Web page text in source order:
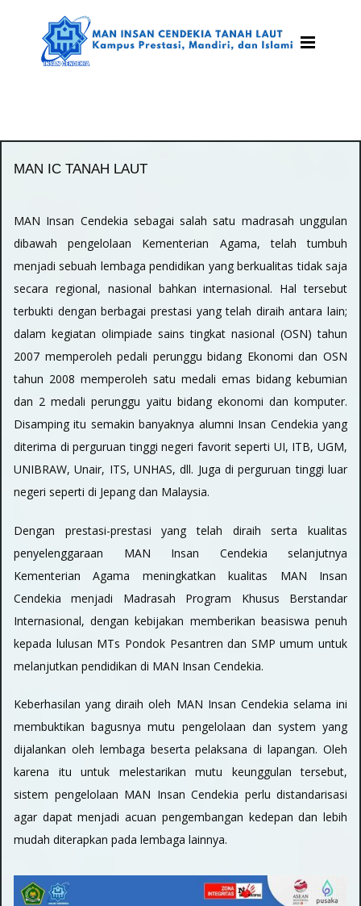
MAN IC TANAH LAUT
MAN Insan Cendekia sebagai salah satu madrasah unggulan
dibawah pengelolaan Kementerian Agama, telah tumbuh
menjadi sebuah lembaga pendidikan yang berkualitas tidak saja
secara regional, nasional bahkan internasional. Hal tersebut
terbukti dengan berbagai prestasi yang telah diraih antara lain;
dalam kegiatan olimpiade sains tingkat nasional (OSN) tahun
2007 memperoleh pedali perunggu bidang Ekonomi dan OSN
tahun 2008 memperoleh satu medali emas bidang kebumian
dan 2 medali perunggu yaitu bidang ekonomi dan komputer.
Disamping itu semakin banyaknya alumni Insan Cendekia yang
diterima di perguruan tinggi negeri favorit seperti UI, ITB, UGM,
UNIBRAW, Unair, ITS, UNHAS, dll. Juga di perguruan tinggi luar
negeri seperti di Jepang dan Malaysia.
Dengan prestasi-prestasi yang telah diraih serta kualitas
penyelenggaraan MAN Insan Cendekia selanjutnya
Kementerian Agama meningkatkan kualitas MAN Insan
Cendekia menjadi Madrasah Program Khusus Berstandar
Internasional, dengan kebijakan memberikan beasiswa penuh
kepada lulusan MTs Pondok Pesantren dan SMP umum untuk
melanjutkan pendidikan di MAN Insan Cendekia.
Keberhasilan yang diraih oleh MAN Insan Cendekia selama ini
membuktikan bagusnya mutu pengelolaan dan system yang
dijalankan oleh lembaga beserta pelaksana di lapangan. Oleh
karena itu untuk melestarikan mutu keunggulan tersebut,
sistem pengelolaan MAN Insan Cendekia perlu distandarisasi
agar dapat menjadi acuan pengembangan kedepan dan lebih
mudah diterapkan pada lembaga lainnya.